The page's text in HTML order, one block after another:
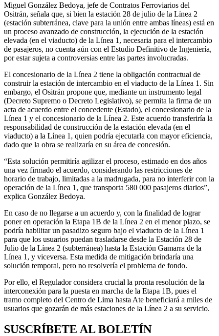
Miguel González Bedoya, jefe de Contratos Ferroviarios del
Ositrán, señala que, si bien la estación 28 de julio de la Línea 2
(estación subterránea, clave para la unión entre ambas líneas) está en
un proceso avanzado de construcción, la ejecución de la estación
elevada (en el viaducto) de la Línea 1, necesaria para el intercambio
de pasajeros, no cuenta aún con el Estudio Definitivo de Ingeniería,
por estar sujeta a controversias entre las partes involucradas.
El concesionario de la Línea 2 tiene la obligación contractual de
construir la estación de intercambio en el viaducto de la Línea 1. Sin
embargo, el Ositrán propone que, mediante un instrumento legal
(Decreto Supremo o Decreto Legislativo), se permita la firma de un
acta de acuerdo entre el concedente (Estado), el concesionario de la
Línea 1 y el concesionario de la Línea 2. Este acuerdo transferiría la
responsabilidad de construcción de la estación elevada (en el
viaducto) a la Línea 1, quien podría ejecutarla con mayor eficiencia,
dado que la obra se realizaría en su área de concesión.
“Esta solución permitiría agilizar el proceso, estimado en dos años
una vez firmado el acuerdo, considerando las restricciones de
horario de trabajo, limitadas a la madrugada, para no interferir con la
operación de la Línea 1, que transporta 580 000 pasajeros diarios”,
explica González Bedoya.
En caso de no llegarse a un acuerdo y, con la finalidad de lograr
poner en operación la Etapa 1B de la Línea 2 en el menor plazo, se
podría habilitar un pasadizo seguro bajo el viaducto de la Línea 1
para que los usuarios puedan trasladarse desde la Estación 28 de
Julio de la Línea 2 (subterránea) hasta la Estación Gamarra de la
Línea 1, y viceversa. Esta medida de mitigación brindaría una
solución temporal, pero no resolvería el problema de fondo.
Por ello, el Regulador considera crucial la pronta resolución de la
interconexión para la puesta en marcha de la Etapa 1B, pues el
tramo completo del Centro de Lima hasta Ate beneficiará a miles de
usuarios que gozarán de más estaciones de la Línea 2 a su servicio.
SUSCRÍBETE AL BOLETÍN